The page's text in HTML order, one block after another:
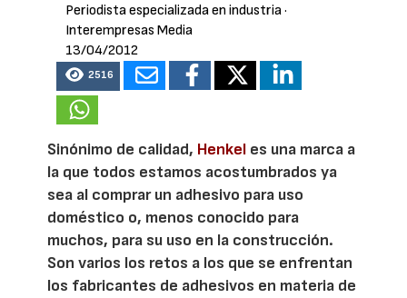
Periodista especializada en industria·
Interempresas Media
13/04/2012
2516
Sinónimo de calidad, Henkel es una marca a
la que todos estamos acostumbrados ya
sea al comprar un adhesivo para uso
doméstico o, menos conocido para
muchos, para su uso en la construcción.
Son varios los retos a los que se enfrentan
los fabricantes de adhesivos en materia de